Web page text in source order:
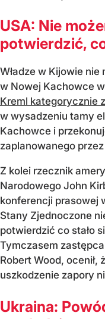
USA: Nie
potwierdzić,
Władze w Kijowie
w Nowej Kachowce
Kreml kategorycznie
w wysadzeniu tamy
Kachowce i
zaplanowanego
Z kolei rzecznik
Narodowego John
konferencji prasowej
Stany Zjednoczone
potwierdzić co stało
Tymczasem
Robert Wood, ocenił,
uszkodzenie zapory
Ukraina: